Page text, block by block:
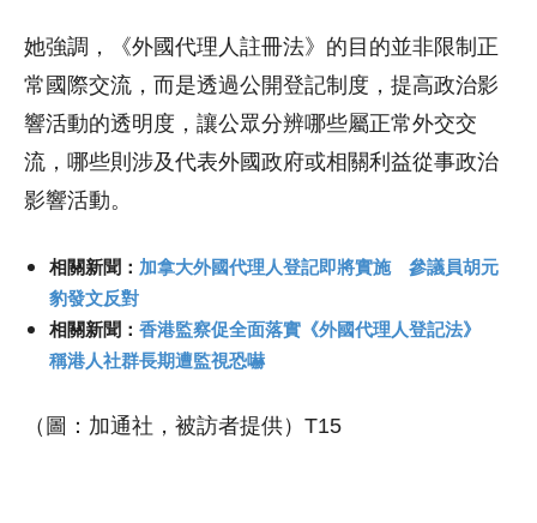
她強調，《外國代理人註冊法》的目的並非限制正
常國際交流，而是透過公開登記制度，提高政治影
響活動的透明度，讓公眾分辨哪些屬正常外交交
流，哪些則涉及代表外國政府或相關利益從事政治
影響活動。
相關新聞： 加拿大外國代理人登記即將實施 參議員胡元
豹發文反對
相關新聞： 香港監察促全面落實《外國代理人登記法》
稱港人社群長期遭監視恐嚇
（圖：加通社，被訪者提供）T15